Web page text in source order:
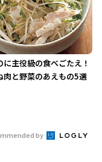
に主役級の食べごたえ！
肉と野菜のあえもの5選
by